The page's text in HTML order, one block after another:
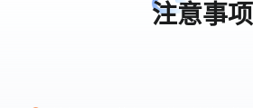
注意事项